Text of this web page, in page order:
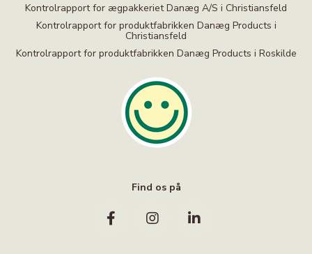
Kontrolrapport for ægpakkeriet Danæg A/S i Christiansfeld
Kontrolrapport for produktfabrikken Danæg Products i
Christiansfeld
Kontrolrapport for produktfabrikken Danæg Products i Roskilde
Find os på